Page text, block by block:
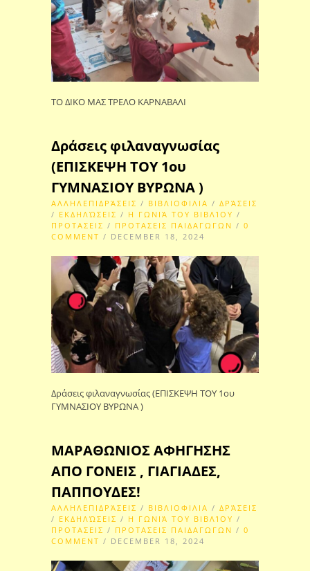
ΤΟ ΔΙΚΟ ΜΑΣ ΤΡΕΛΟ ΚΑΡΝΑΒΑΛΙ
Δράσεις φιλαναγνωσίας
(ΕΠΙΣΚΕΨΗ ΤΟΥ 1ου
ΓΥΜΝΑΣΙΟΥ ΒΥΡΩΝΑ )
ΑΛΛΗΛΕΠΙΔΡΆΣΕΙΣ / ΒΙΒΛΙΟΦΙΛΙΑ / ΔΡΆΣΕΙΣ
/ ΕΚΔΗΛΏΣΕΙΣ / Η ΓΩΝΙΆ ΤΟΥ ΒΙΒΛΊΟΥ /
ΠΡΟΤΑΣΕΙΣ / ΠΡΟΤΑΣΕΙΣ ΠΑΙΔΑΓΩΓΩΝ / 0
COMMENT / DECEMBER 18, 2024
Δράσεις φιλαναγνωσίας (ΕΠΙΣΚΕΨΗ ΤΟΥ 1ου
ΓΥΜΝΑΣΙΟΥ ΒΥΡΩΝΑ )
ΜΑΡΑΘΩΝΙΟΣ ΑΦΗΓΗΣΗΣ
ΑΠΟ ΓΟΝΕΙΣ , ΓΙΑΓΙΑΔΕΣ,
ΠΑΠΠΟΥΔΕΣ!
ΑΛΛΗΛΕΠΙΔΡΆΣΕΙΣ / ΒΙΒΛΙΟΦΙΛΙΑ / ΔΡΆΣΕΙΣ
/ ΕΚΔΗΛΏΣΕΙΣ / Η ΓΩΝΙΆ ΤΟΥ ΒΙΒΛΊΟΥ /
ΠΡΟΤΑΣΕΙΣ / ΠΡΟΤΑΣΕΙΣ ΠΑΙΔΑΓΩΓΩΝ / 0
COMMENT / DECEMBER 18, 2024